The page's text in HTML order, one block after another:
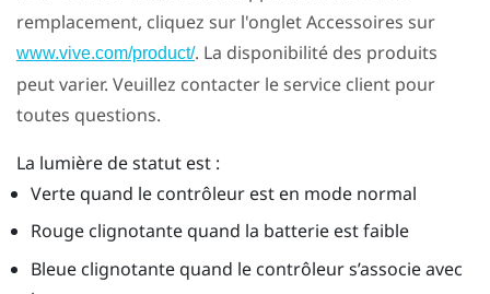
remplacement, cliquez sur l'onglet Accessoires sur
www.vive.com/product/. La disponibilité des produits
peut varier. Veuillez contacter le service client pour
toutes questions.
La lumière de statut est :
Verte quand le contrôleur est en mode normal
Rouge clignotante quand la batterie est faible
Bleue clignotante quand le contrôleur s’associe avec